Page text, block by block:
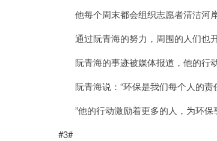
他每个周末都会组织志愿者清洁河岸
通过阮青海的努力，周围的人们也开
阮青海的事迹被媒体报道，他的行动
阮青海说：“环保是我们每个人的责
”他的行动激励着更多的人，为环保
#3#